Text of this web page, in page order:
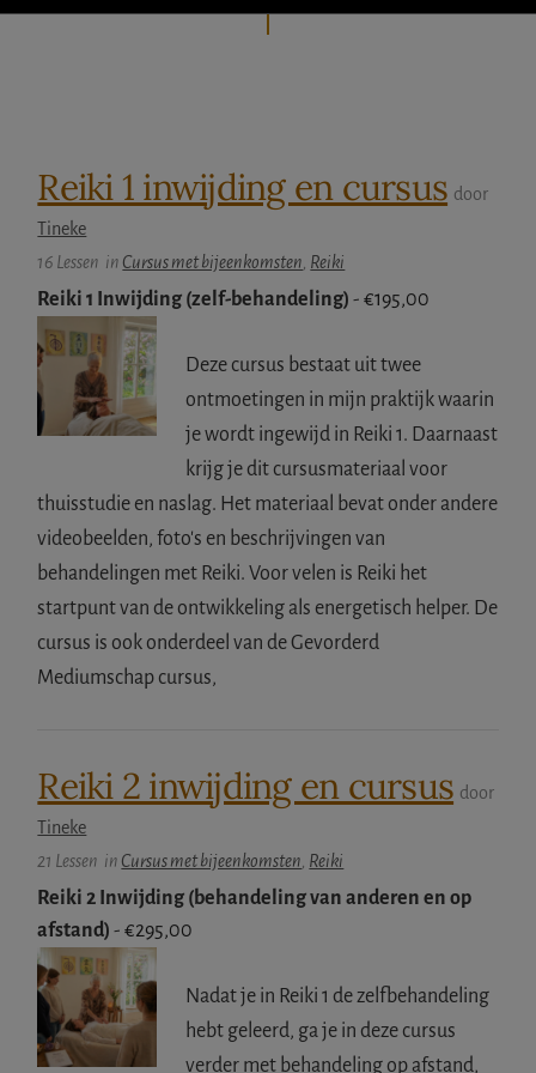
IETS
Reiki 1 inwijding en cursus door
Tineke
16 Lessen in Cursus met bijeenkomsten Reiki
Reiki 1 Inwijding (zelf-behandeling) -€195,00
Deze cursus bestaat uit twee
ontmoetingen in mijn praktijk waarin
je wordt ingewijd in Reiki 1. Daarnaast
krijg je dit cursusmateriaal voor
thuisstudie en naslag. Het materiaal bevat onder andere
videobeelden, foto's en beschrijvingen van
behandelingen met Reiki. Voor velen is Reiki het
startpunt van de ontwikkeling als energetisch helper. De
cursus is ook onderdeel van de Gevorderd
Mediumschap cursus,
Reiki 2 inwijding en cursus door
Tineke
21 Lessen in Cursus met bijeenkomsten Reiki
Reiki 2 Inwijding (behandeling van anderen en op
afstand) -€295,00
Nadat je in Reiki 1 de zelfbehandeling
hebt geleerd, ga je in deze cursus
verder met behandeling op afstand,